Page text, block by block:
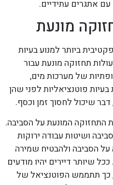
אתגרים עתידיים.
מונעת
ביותר למנוע בעיות
תחזוקה מונעת עבור
של מערכות מים,
פוטנציאליות לפני שהן
שיכול לחסוך זמן וכסף.
המונעת על הסביבה.
ושיטות עבודה ירוקות
הסביבה ולהבטיח שמירה
שיותר דיירים יהיו מודעים
כך תתממש הפוטנציאל של